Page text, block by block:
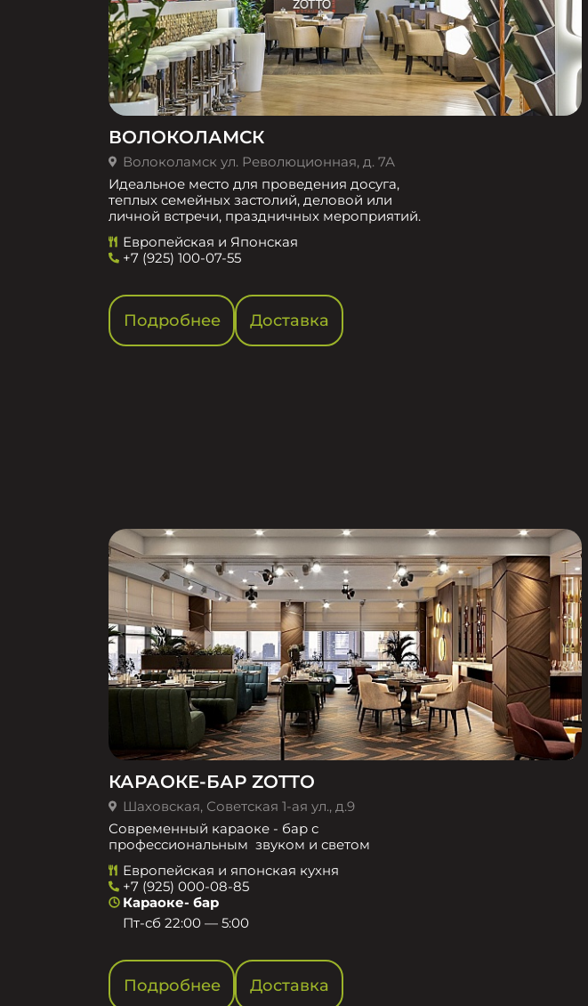
ВОЛОКОЛАМСК
Волоколамск ул. Революционная, д. 7А
Идеальное место для проведения досуга,
теплых семейных застолий, деловой или
личной встречи, праздничных мероприятий.
Европейская и Японская
+7 (925) 100-07-55
Подробнее Доставка
КАРАОКЕ-БАР ZOTTO
Шаховская, Советская 1-ая ул., д.9
Современный караоке - бар с
профессиональным звуком и светом
Европейская и японская кухня
+7 (925) 000-08-85
Караоке- бар
Пт-сб 22:00 — 5:00
Подробнее Доставка